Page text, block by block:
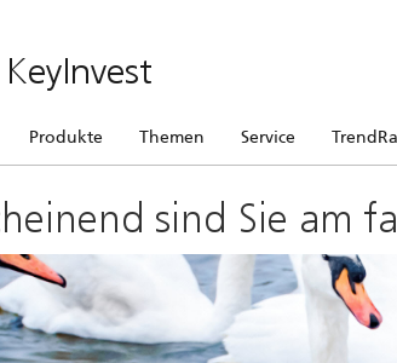
KeyInvest
Produkte Themen Service
sind Sie am